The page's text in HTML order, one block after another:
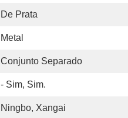
De Prata
Metal
Conjunto Separado
- Sim, Sim.
Ningbo, Xangai